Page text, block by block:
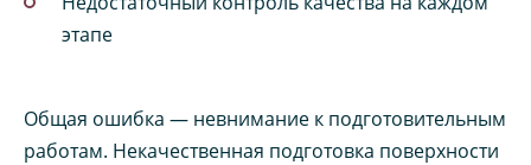
этапе
Общая ошибка — невнимание к подготовительным
работам. Некачественная подготовка поверхности